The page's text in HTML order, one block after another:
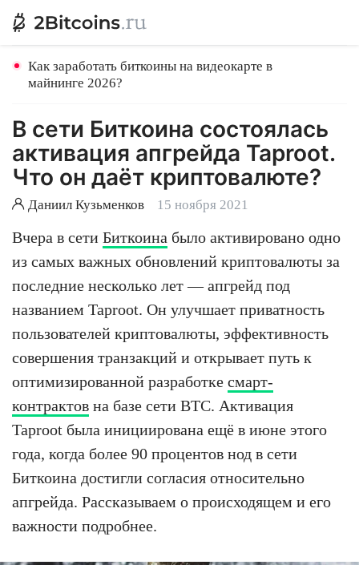
Как заработать биткоины на видеокарте в
майнинге 2026?
В сети Биткоина состоялась
активация апгрейда Taproot.
Что он даёт криптовалюте?
Даниил Кузьменков 15 ноября 2021
Вчера в сети Биткоина было активировано одно
из самых важных обновлений криптовалюты за
последние несколько лет — апгрейд под
названием Taproot. Он улучшает приватность
пользователей криптовалюты, эффективность
совершения транзакций и открывает путь к
оптимизированной разработке смарт-
контрактов на базе сети BTC. Активация
Taproot была инициирована ещё в июне этого
года, когда более 90 процентов нод в сети
Биткоина достигли согласия относительно
апгрейда. Рассказываем о происходящем и его
важности подробнее.